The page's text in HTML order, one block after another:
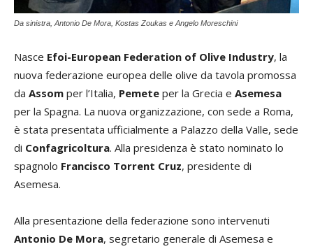
Da sinistra, Antonio De Mora, Kostas Zoukas e Angelo Moreschini
Nasce Efoi-European Federation of Olive Industry, la
nuova federazione europea delle olive da tavola promossa
da Assom per l’Italia, Pemete per la Grecia e Asemesa
per la Spagna. La nuova organizzazione, con sede a Roma,
è stata presentata ufficialmente a Palazzo della Valle, sede
di Confagricoltura. Alla presidenza è stato nominato lo
spagnolo Francisco Torrent Cruz, presidente di
Asemesa.
Alla presentazione della federazione sono intervenuti
Antonio De Mora, segretario generale di Asemesa e